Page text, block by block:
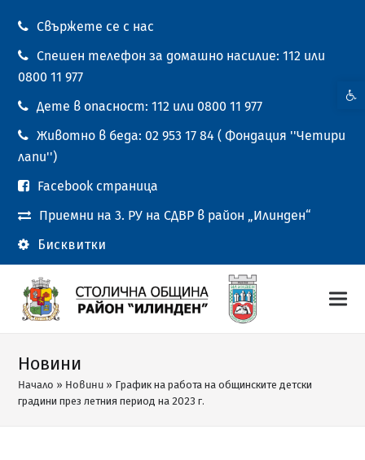
Свържете се с нас
Спешен телефон за домашно насилие: 112 или
0800 11 977
Дете в опасност: 112 или 0800 11 977
Животно в беда: 02 953 17 84 ( Фондация ''Четири
лапи'')
Facebook страница
Приемни на 3. РУ на СДВР в район „Илинден“
Бисквитки
Новини
Начало » Новини » График на работа на общинските детски
градини през летния период на 2023 г.